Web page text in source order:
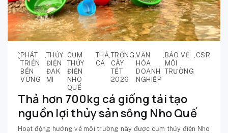
PHÁT
TRIỂN
BỀN
VỮNG
,THỦY
ĐIỆN
ĐAK
MI
, CỤM
THỦY
ĐIỆN
NHO
QUẾ
,THẢ
CÁ
,TRỒNG
CÂY
TẾT
2026
,VĂN
HÓA
DOANH
NGHIỆP
, BẢO VỆ
MÔI
TRƯỜNG
, CSR
Thả hơn 700kg cá giống tái tạo
nguồn lợi thủy sản sông Nho Quế
Hoạt động hướng về môi trường này được cụm thủy điện Nho